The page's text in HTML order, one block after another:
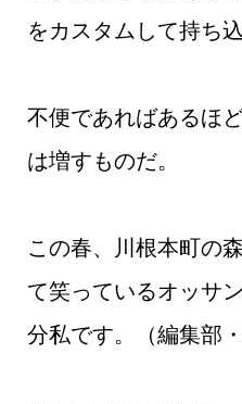
をカスタムして持ち
不便であればあるほ
は増すものだ。
この春、川根本町の
て笑っているオッサ
分私です。（編集部